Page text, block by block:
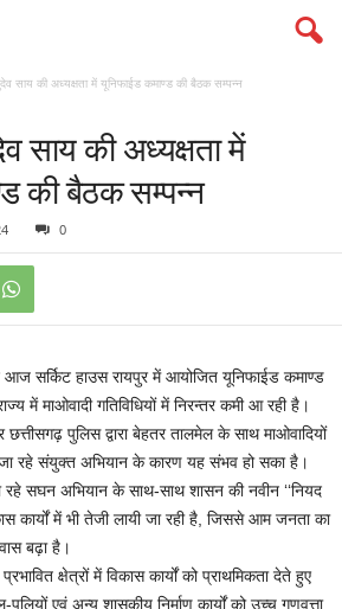
साय की अध्यक्षता में यूनिफाईड कमाण्ड की बैठक सम्पन्न
साय की अध्यक्षता में
की बैठक सम्पन्न
0
आज सर्किट हाउस रायपुर में आयोजित यूनिफाईड कमाण्ड
में माओवादी गतिविधियों में निरन्तर कमी आ रही है।
छत्तीसगढ़ पुलिस द्वारा बेहतर तालमेल के साथ माओवादियों
रहे संयुक्त अभियान के कारण यह संभव हो सका है।
रहे सघन अभियान के साथ-साथ शासन की नवीन ‘‘नियद
कार्यों में भी तेजी लायी जा रही है, जिससे आम जनता का
बढ़ा है।
क्षेत्रों में विकास कार्यों को प्राथमिकता देते हुए
एवं अन्य शासकीय निर्माण कार्यों को उच्च गुणवत्ता